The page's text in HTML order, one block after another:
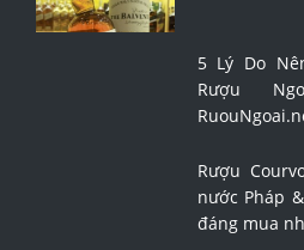
5 Lý Do
Rượu
Rượu
nước Pháp
đáng mua